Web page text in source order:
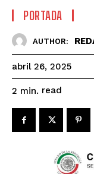
PORTADA
AUTHOR:
abril 26, 2025
2 min. read